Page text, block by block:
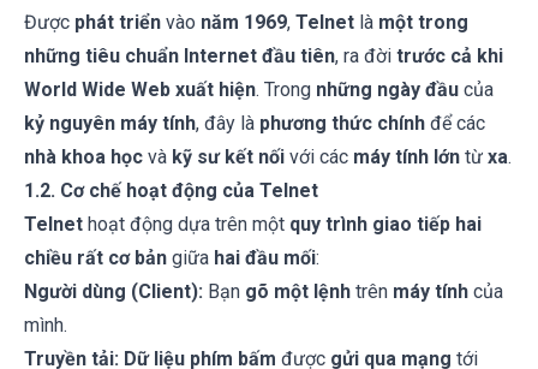
Được phát triển vào năm 1969, Telnet là một trong
những tiêu chuẩn Internet đầu tiên, ra đời trước cả khi
World Wide Web xuất hiện. Trong những ngày đầu của
kỷ nguyên máy tính, đây là phương thức chính để các
nhà khoa học và kỹ sư kết nối với các máy tính lớn từ xa.
1.2. Cơ chế hoạt động của Telnet
Telnet hoạt động dựa trên một quy trình giao tiếp hai
chiều rất cơ bản giữa hai đầu mối:
Người dùng (Client): Bạn gõ một lệnh trên máy tính của
mình.
Truyền tải: Dữ liệu phím bấm được gửi qua mạng tới